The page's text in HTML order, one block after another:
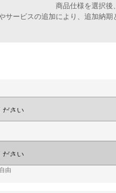
商品仕様を選択後
サービスの追加により、追加納期
由